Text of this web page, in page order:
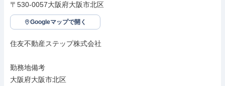
〒530-0057大阪府大阪市北区
Googleマップで開く
住友不動産ステップ株式会社
勤務地備考
大阪府大阪市北区